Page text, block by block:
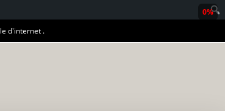
d'internet .
0%